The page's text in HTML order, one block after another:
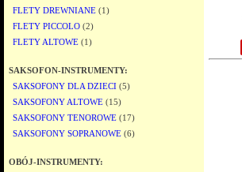
FLETY DREWNIANE (1)
FLETY PICCOLO (2)
FLETY ALTOWE (1)
SAKSOFON-INSTRUMENTY:
SAKSOFONY DLA DZIECI (5)
SAKSOFONY ALTOWE (15)
SAKSOFONY TENOROWE (17)
SAKSOFONY SOPRANOWE (6)
OBÓJ-INSTRUMENTY: